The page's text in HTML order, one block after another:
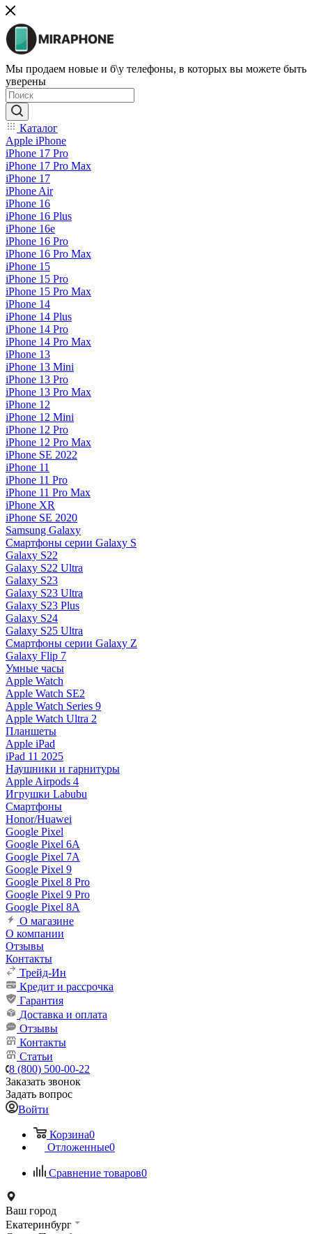
Мы продаем новые и б\у телефоны, в которых вы можете быть
уверены
Каталог
Apple iPhone
iPhone 17 Pro
iPhone 17 Pro Max
iPhone 17
iPhone Air
iPhone 16
iPhone 16 Plus
iPhone 16e
iPhone 16 Pro
iPhone 16 Pro Max
iPhone 15
iPhone 15 Pro
iPhone 15 Pro Max
iPhone 14
iPhone 14 Plus
iPhone 14 Pro
iPhone 14 Pro Max
iPhone 13
iPhone 13 Mini
iPhone 13 Pro
iPhone 13 Pro Max
iPhone 12
iPhone 12 Mini
iPhone 12 Pro
iPhone 12 Pro Max
iPhone SE 2022
iPhone 11
iPhone 11 Pro
iPhone 11 Pro Max
iPhone XR
iPhone SE 2020
Samsung Galaxy
Смартфоны серии Galaxy S
Galaxy S22
Galaxy S22 Ultra
Galaxy S23
Galaxy S23 Ultra
Galaxy S23 Plus
Galaxy S24
Galaxy S25 Ultra
Смартфоны серии Galaxy Z
Galaxy Flip 7
Умные часы
Apple Watch
Apple Watch SE2
Apple Watch Series 9
Apple Watch Ultra 2
Планшеты
Apple iPad
iPad 11 2025
Наушники и гарнитуры
Apple Airpods 4
Игрушки Labubu
Смартфоны
Honor/Huawei
Google Pixel
Google Pixel 6A
Google Pixel 7А
Google Pixel 9
Google Pixel 8 Pro
Google Pixel 9 Pro
Google Pixel 8A
О магазине
О компании
Отзывы
Контакты
Трейд-Ин
Кредит и рассрочка
Гарантия
Доставка и оплата
Отзывы
Контакты
Статьи
8 (800) 500-00-22
Заказать звонок
Задать вопрос
Войти
Корзина0
Отложенные0
Сравнение товаров0
Ваш город
Екатеринбург